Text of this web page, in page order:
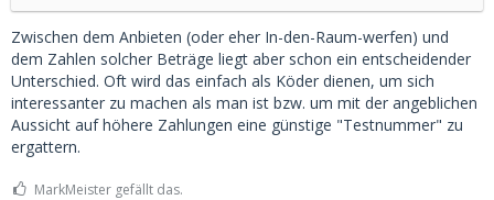
Zwischen dem Anbieten (oder eher In-den-Raum-werfen) und
dem Zahlen solcher Beträge liegt aber schon ein entscheidender
Unterschied. Oft wird das einfach als Köder dienen, um sich
interessanter zu machen als man ist bzw. um mit der angeblichen
Aussicht auf höhere Zahlungen eine günstige "Testnummer" zu
ergattern.
MarkMeister gefällt das.